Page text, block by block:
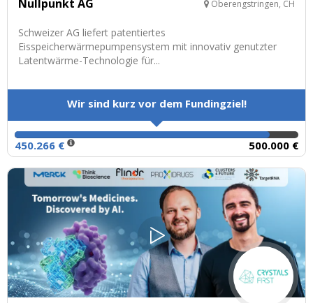
Nullpunkt AG Oberengstringen, CH
Schweizer AG liefert patentiertes
Eisspeicherwärmepumpensystem mit innovativ genutzter
Latentwärme-Technologie für...
Wir sind kurz vor dem Fundingziel!
450.266 € 500.000 €